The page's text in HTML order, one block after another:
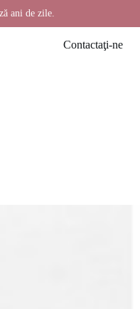
ani de zile.
Contactaţi-ne